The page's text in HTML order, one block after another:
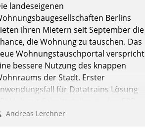
landeseigenen
Berlins
ihren Mietern seit September die
die Wohnung zu tauschen. Das
Wohnungstauschportal verspricht
bessere Nutzung des knappen
der Stadt. Erster
für Datatrains Lösung
der Unternehmen.
Andreas Lerchner